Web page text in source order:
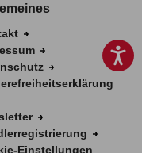
Einstellungen